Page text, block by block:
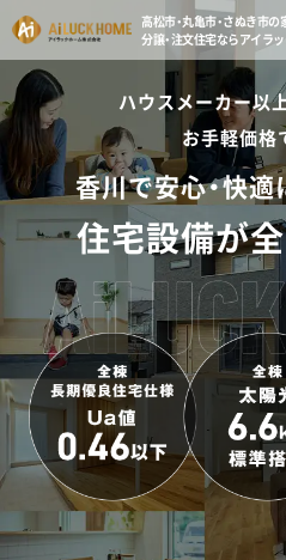
高松市・丸亀市・さぬき市の
分譲・注文住宅ならアイラ
ハウスメーカー以
お手軽価格
香川で安心・快
住宅設備が